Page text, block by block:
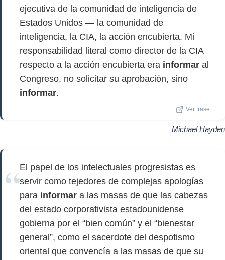
ejecutiva de la comunidad de inteligencia de
Estados Unidos — la comunidad de
inteligencia, la CIA, la acción encubierta. Mi
responsabilidad literal como director de la CIA
respecto a la acción encubierta era informar al
Congreso, no solicitar su aprobación, sino
informar.
Ver frase
Michael Hayden
El papel de los intelectuales progresistas es
servir como tejedores de complejas apologías
para informar a las masas de que las cabezas
del estado corporativista estadounidense
gobierna por el “bien común” y el “bienestar
general”, como el sacerdote del despotismo
oriental que convencía a las masas de que su